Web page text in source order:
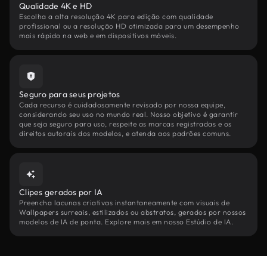
Qualidade 4K e HD
Escolha a alta resolução 4K para edição com qualidade
profissional ou a resolução HD otimizada para um desempenho
mais rápido na web e em dispositivos móveis.
Seguro para seus projetos
Cada recurso é cuidadosamente revisado por nossa equipe,
considerando seu uso no mundo real. Nosso objetivo é garantir
que seja seguro para uso, respeite as marcas registradas e os
direitos autorais dos modelos, e atenda aos padrões comuns.
Clipes gerados por IA
Preencha lacunas criativas instantaneamente com visuais de
Wallpapers surreais, estilizados ou abstratos, gerados por nossos
modelos de IA de ponta. Explore mais em nosso Estúdio de IA.